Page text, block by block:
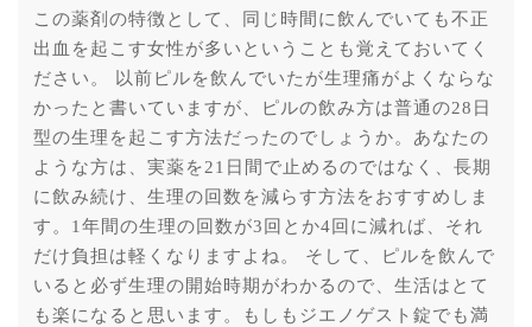
この薬剤の特徴として、同じ時間に飲んでいても不正
出血を起こす女性が多いということも覚えておいてく
ださい。 以前ピルを飲んでいたが生理痛がよくならな
かったと書いていますが、ピルの飲み方は普通の28日
型の生理を起こす方法だったのでしょうか。あなたの
ような方は、実薬を21日間で止めるのではなく、長期
に飲み続け、生理の回数を減らす方法をおすすめしま
す。1年間の生理の回数が3回とか4回に減れば、それ
だけ負担は軽くなりますよね。 そして、ピルを飲んで
いると必ず生理の開始時期がわかるので、生活はとて
も楽になると思います。もしもジエノゲスト錠でも満